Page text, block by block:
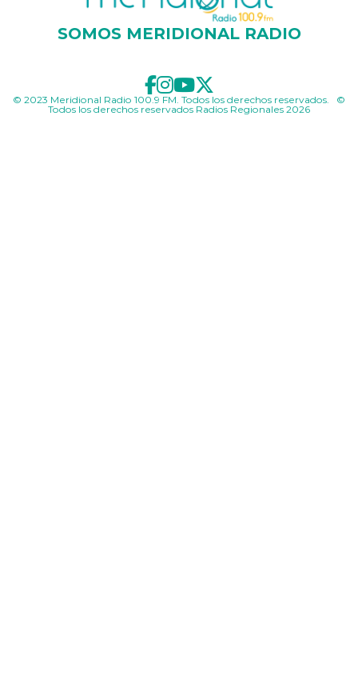
SOMOS MERIDIONAL RADIO
© 2023 Meridional Radio 100.9 FM. Todos los derechos reservados. ©
Todos los derechos reservados Radios Regionales 2026